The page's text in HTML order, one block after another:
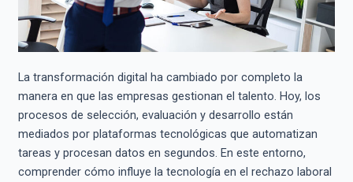
La transformación digital ha cambiado por completo la
manera en que las empresas gestionan el talento. Hoy, los
procesos de selección, evaluación y desarrollo están
mediados por plataformas tecnológicas que automatizan
tareas y procesan datos en segundos. En este entorno,
comprender cómo influye la tecnología en el rechazo laboral